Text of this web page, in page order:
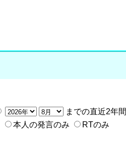
までの直近2年間
本人の発言のみ
RTのみ